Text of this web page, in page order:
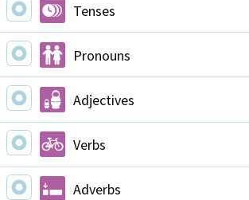
Tenses
Pronouns
Adjectives
Verbs
Adverbs